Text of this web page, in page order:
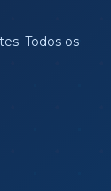
Todos os